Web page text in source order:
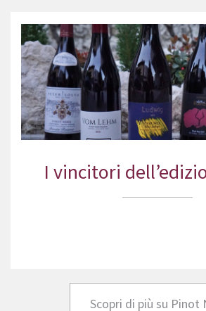
I vincitori
Scopri di più su Pinot